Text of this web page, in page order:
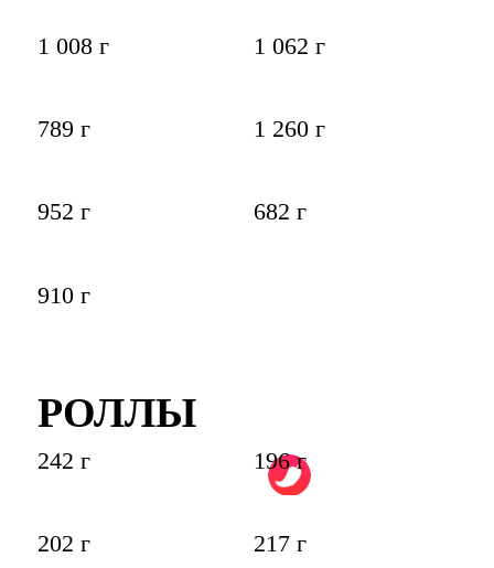
1 008 г 1 062 г
789 г 1 260 г
952 г 682 г
910 г
РОЛЛЫ
242 г 196 г
202 г 217 г